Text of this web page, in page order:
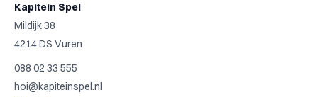
Top 10
Game rules
Contact
Kapitein Spel
Mildijk 38
4214 DS Vuren
088 02 33 555
hoi@kapiteinspel.nl